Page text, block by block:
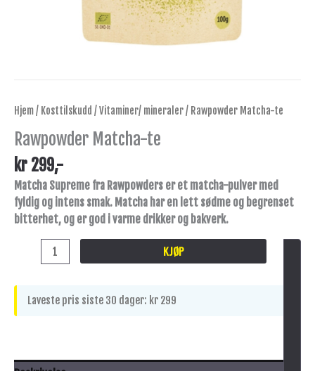
Hjem/ Kosttilskudd /Vitaminer/ mineraler/ Rawpowder Matcha-te
Rawpowder Matcha-te
kr 299,-
Matcha Supreme fra Rawpowders er et matcha-pulver med
fyldig og intens smak. Matcha har en lett sødme og begrenset
bitterhet, og er god i varme drikker og bakverk.
KJØP
Laveste pris siste 30 dager: kr 299